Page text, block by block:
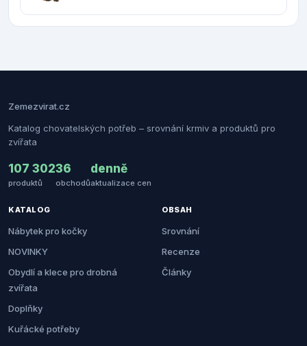
Zemezvirat.cz
Katalog chovatelských potřeb – srovnání krmiv a produktů pro
zvířata
107 302
produktů
36
obchodů
denně
aktualizace cen
KATALOG
Nábytek pro kočky
NOVINKY
Obydlí a klece pro drobná
zvířata
Doplňky
Kuřácké potřeby
OBSAH
Srovnání
Recenze
Články